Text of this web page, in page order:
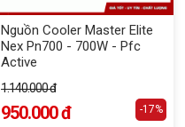
Nguồn Cooler Master Elite
Nex Pn700 - 700W - Pfc
Active
1.140.000 đ
950.000 đ -17%